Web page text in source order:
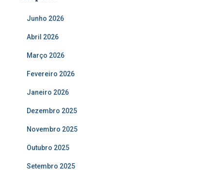
Junho 2026
Abril 2026
Março 2026
Fevereiro 2026
Janeiro 2026
Dezembro 2025
Novembro 2025
Outubro 2025
Setembro 2025